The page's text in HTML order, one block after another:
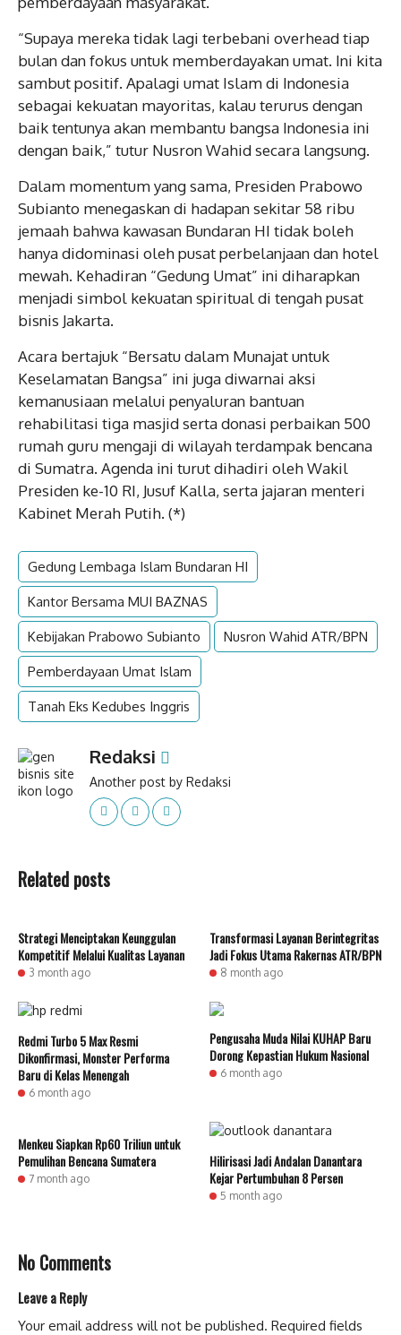
“Supaya mereka tidak lagi terbebani overhead tiap
bulan dan fokus untuk memberdayakan umat. Ini kita
sambut positif. Apalagi umat Islam di Indonesia
sebagai kekuatan mayoritas, kalau terurus dengan
baik tentunya akan membantu bangsa Indonesia ini
dengan baik,” tutur Nusron Wahid secara langsung.
Dalam momentum yang sama, Presiden Prabowo
Subianto menegaskan di hadapan sekitar 58 ribu
jemaah bahwa kawasan Bundaran HI tidak boleh
hanya didominasi oleh pusat perbelanjaan dan hotel
mewah. Kehadiran “Gedung Umat” ini diharapkan
menjadi simbol kekuatan spiritual di tengah pusat
bisnis Jakarta.
Acara bertajuk “Bersatu dalam Munajat untuk
Keselamatan Bangsa” ini juga diwarnai aksi
kemanusiaan melalui penyaluran bantuan
rehabilitasi tiga masjid serta donasi perbaikan 500
rumah guru mengaji di wilayah terdampak bencana
di Sumatra. Agenda ini turut dihadiri oleh Wakil
Presiden ke-10 RI, Jusuf Kalla, serta jajaran menteri
Kabinet Merah Putih. (*)
Gedung Lembaga Islam Bundaran HI
Kantor Bersama MUI BAZNAS
Kebijakan Prabowo Subianto Nusron Wahid ATR/BPN
Pemberdayaan Umat Islam
Tanah Eks Kedubes Inggris
Redaksi
Another post by Redaksi
Related posts
Strategi Menciptakan Keunggulan
Kompetitif Melalui Kualitas Layanan
3 month ago
Transformasi Layanan Berintegritas
Jadi Fokus Utama Rakernas ATR/BPN
8 month ago
Redmi Turbo 5 Max Resmi
Dikonfirmasi, Monster Performa
Baru di Kelas Menengah
6 month ago
Pengusaha Muda Nilai KUHAP Baru
Dorong Kepastian Hukum Nasional
6 month ago
Menkeu Siapkan Rp60 Triliun untuk
Pemulihan Bencana Sumatera
7 month ago
Hilirisasi Jadi Andalan Danantara
Kejar Pertumbuhan 8 Persen
5 month ago
No Comments
Leave a Reply
Your email address will not be published. Required fields